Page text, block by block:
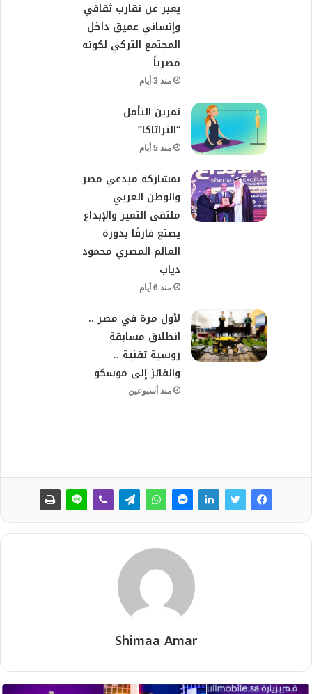
يعبر عن تقارب ثقافي
وإنساني عميق داخل
المجتمع التركي لكونه
مصرياً
منذ 3 أيام
تمرين التأمل
“التراتاكا”
منذ 5 أيام
بمشاركة مبدعي مصر
والوطن العربي
ملتقى التميز والإبداع
يصنع فارقًا بدورة
العالم المصري محمود
دياب
منذ 6 أيام
لأول مرة في مصر ..
انطلاق مسابقة
روسية تقنية ..
والفائز إلى موسكو
منذ أسبوعين
Shimaa Amar